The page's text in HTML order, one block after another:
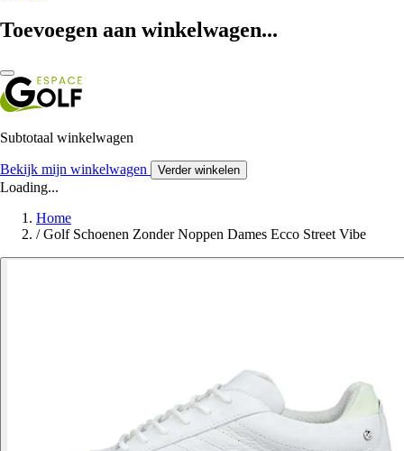
Toevoegen aan winkelwagen...
Subtotaal winkelwagen
Bekijk mijn winkelwagen Verder winkelen
Loading...
Home
/ Golf Schoenen Zonder Noppen Dames Ecco Street Vibe